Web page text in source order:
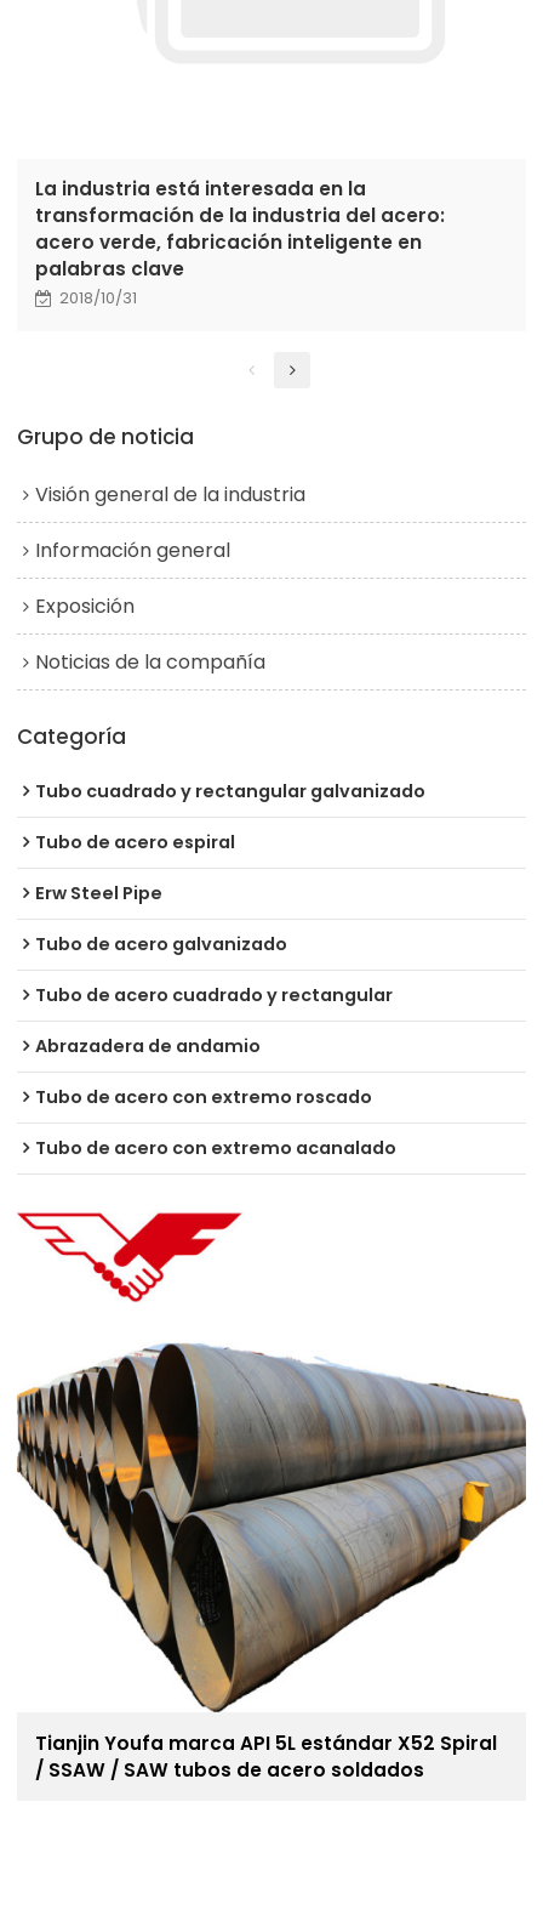
La industria está interesada en la
transformación de la industria del acero:
acero verde, fabricación inteligente en
palabras clave
2018/10/31
Grupo de noticia
Visión general de la industria
Información general
Exposición
Noticias de la compañía
Categoría
Tubo cuadrado y rectangular galvanizado
Tubo de acero espiral
Erw Steel Pipe
Tubo de acero galvanizado
Tubo de acero cuadrado y rectangular
Abrazadera de andamio
Tubo de acero con extremo roscado
Tubo de acero con extremo acanalado
Tianjin Youfa marca API 5L estándar X52 Spiral
/ SSAW / SAW tubos de acero soldados